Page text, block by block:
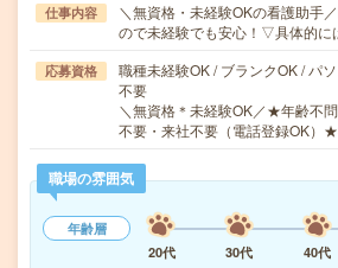
仕事内容
＼無資格・未経験OKの看護助手
ので未経験でも安心！▽具体的
応募資格
職種未経験OK / ブランクOK / パ
不要
＼無資格＊未経験OK／★年齢不
不要・来社不要（電話登録OK）
職場の雰囲気
年齢層
20代
30代 40代